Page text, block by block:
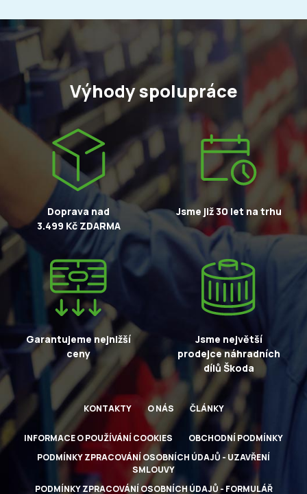
Výhody spolupráce
Doprava nad
3.499 Kč ZDARMA
Jsme již 30 let na trhu
Garantujeme nejnižší
ceny
Jsme největší
prodejce náhradních
dílů Škoda
KONTAKTY O NÁS ČLÁNKY
INFORMACE O POUŽÍVÁNÍ COOKIES
OBCHODNÍ PODMÍNKY
PODMÍNKY ZPRACOVÁNÍ OSOBNÍCH ÚDAJŮ - UZAVŘENÍ
SMLOUVY
PODMÍNKY ZPRACOVÁNÍ OSOBNÍCH ÚDAJŮ - FORMULÁŘ